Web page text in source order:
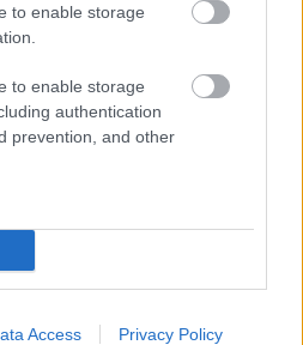
to enable storage
to enable storage
authentication
prevention, and other
Access Privacy Policy